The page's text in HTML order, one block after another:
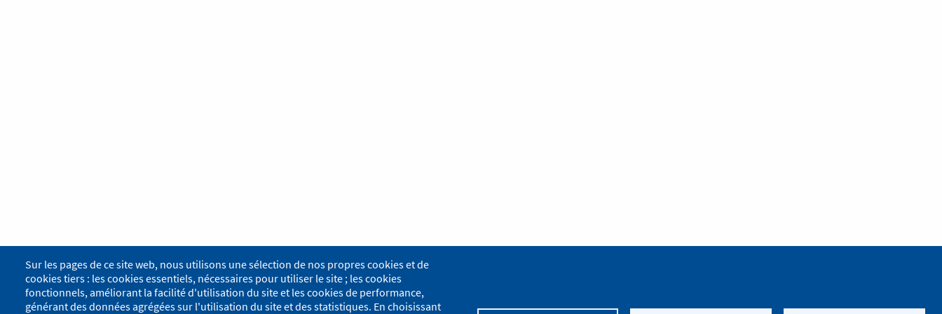
Sur les pages de ce site web, nous utilisons une sélection de nos propres cookies et de
cookies tiers : les cookies essentiels, nécessaires pour utiliser le site ; les cookies
fonctionnels, améliorant la facilité d'utilisation du site et les cookies de performance,
générant des données agrégées sur l'utilisation du site et des statistiques. En choisissant